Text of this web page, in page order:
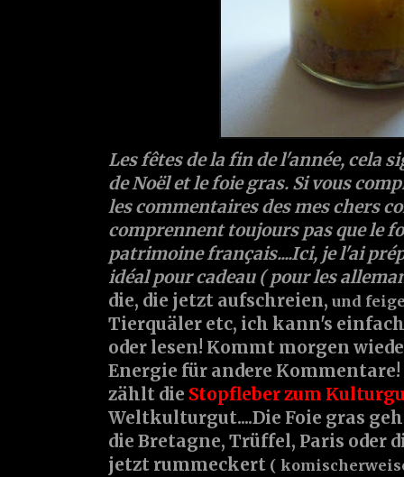
Les fêtes de la fin de l'année, cela
de Noël et le foie gras. Si vous
les commentaires des mes chers
comprennent toujours pas que le
patrimoine français....Ici, je l'ai
idéal pour cadeau ( pour les
die, die jetzt aufschreien, und
Tierquäler etc, ich kann's
oder lesen! Kommt morgen
Energie für andere
zählt die Stopfleber zum
Weltkulturgut....Die Foie gras
die Bretagne, Trüffel, Paris oder
jetzt rummeckert (